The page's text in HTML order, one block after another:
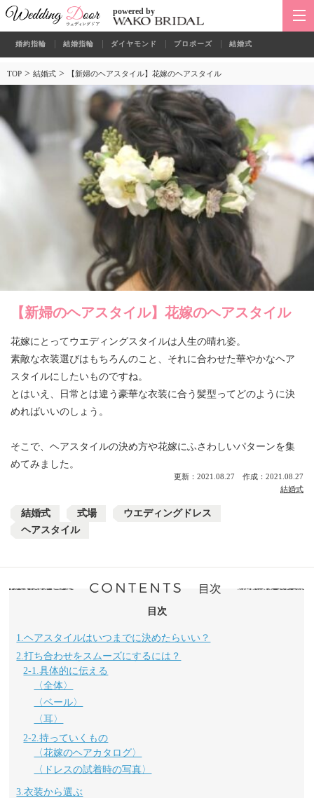
powered by
婚約指輪 結婚指輪 ダイヤモンド プロポーズ 結婚式
TOP > 結婚式 > 【新婦のヘアスタイル】花嫁のヘアスタイル
【新婦のヘアスタイル】花嫁のヘアスタイル
花嫁にとってウエディングスタイルは人生の晴れ姿。
素敵な衣装選びはもちろんのこと、それに合わせた華やかなヘア
スタイルにしたいものですね。
とはいえ、日常とは違う豪華な衣装に合う髪型ってどのように決
めればいいのしょう。
そこで、ヘアスタイルの決め方や花嫁にふさわしいパターンを集
めてみました。
更新：2021.08.27 作成：2021.08.27
結婚式
結婚式 式場
ウエディングドレス
ヘアスタイル
目次
1.ヘアスタイルはいつまでに決めたらいい？
2.打ち合わせをスムーズにするには？
2-1.具体的に伝える
〈全体〉
〈ベール〉
〈耳〉
2-2.持っていくもの
〈花嫁のヘアカタログ〉
〈ドレスの試着時の写真〉
3.衣装から選ぶ